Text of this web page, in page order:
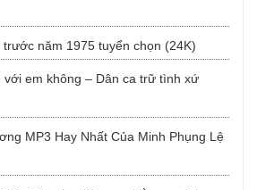
năm 1975 tuyển chọn (24K)
với em không – Dân ca trữ tình xứ
MP3 Hay Nhất Của Minh Phụng Lệ